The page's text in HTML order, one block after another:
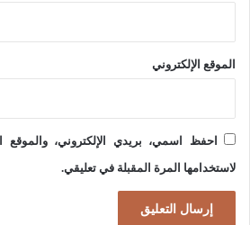
الموقع الإلكتروني
احفظ اسمي، بريدي الإلكتروني، والموقع
لاستخدامها المرة المقبلة في تعليقي.